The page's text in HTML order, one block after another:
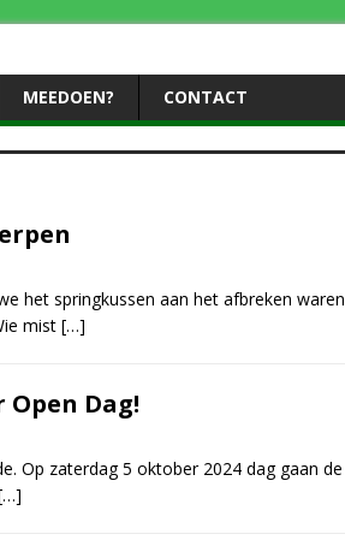
MEEDOEN? CONTACT
het springkussen aan het afbreken waren
mist […]
Dag!
Op zaterdag 5 oktober 2024 dag gaan de